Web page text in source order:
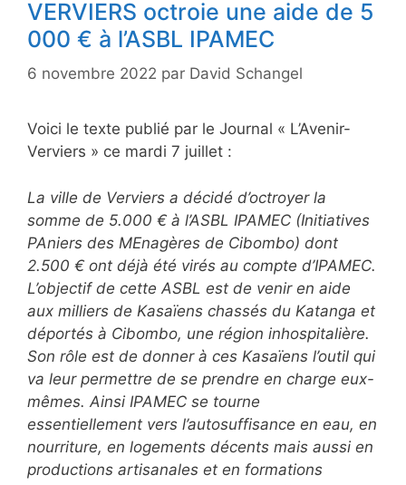
VERVIERS octroie une aide de 5
000 € à l’ASBL IPAMEC
6 novembre 2022 par David Schangel
Voici le texte publié par le Journal « L’Avenir-
Verviers » ce mardi 7 juillet :
La ville de Verviers a décidé d’octroyer la
somme de 5.000 € à l’ASBL IPAMEC (Initiatives
PAniers des MEnagères de Cibombo) dont
2.500 € ont déjà été virés au compte d’IPAMEC.
L’objectif de cette ASBL est de venir en aide
aux milliers de Kasaïens chassés du Katanga et
déportés à Cibombo, une région inhospitalière.
Son rôle est de donner à ces Kasaïens l’outil qui
va leur permettre de se prendre en charge eux-
mêmes. Ainsi IPAMEC se tourne
essentiellement vers l’autosuffisance en eau, en
nourriture, en logements décents mais aussi en
productions artisanales et en formations